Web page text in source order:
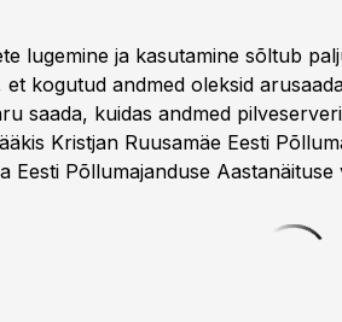
lugemine ja kasutamine sõltub
et kogutud andmed oleksid
saada, kuidas andmed
Kristjan Ruusamäe Eesti
Eesti Põllumajanduse Aastanäituse